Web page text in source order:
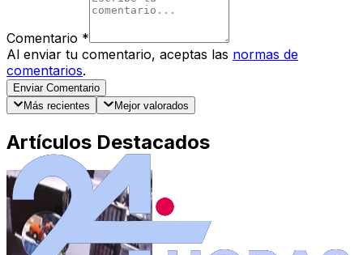
Comentario *
Al enviar tu comentario, aceptas las normas de
comentarios.
Enviar Comentario
Más recientes
Mejor valorados
Artículos Destacados